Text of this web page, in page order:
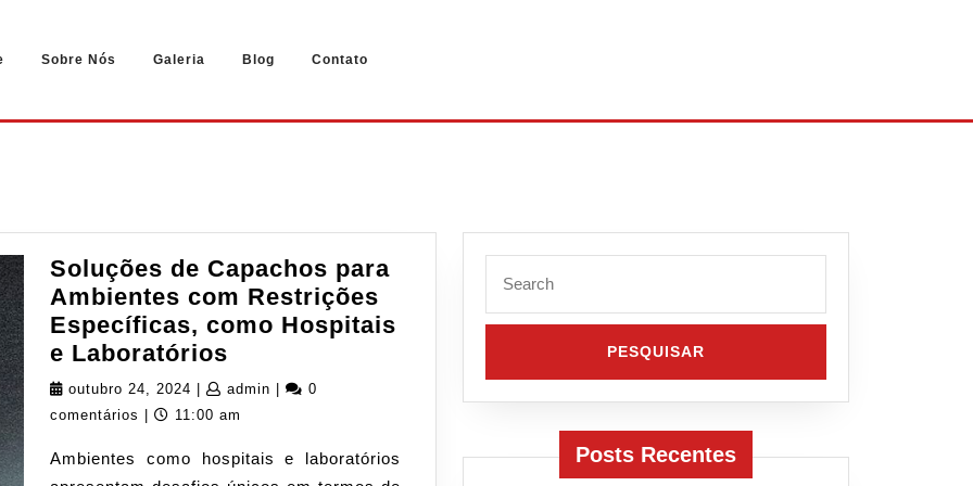
Sobre Nós Galeria Blog Contato
Soluções de Capachos para
Ambientes com Restrições
Específicas, como Hospitais
e Laboratórios
de
Capachos
Ambientes
outubro 24, 2024 outubro
24,
admin admin0
comentários
11:00 am
Ambientes como hospitais e laboratórios
for:
Posts Recentes